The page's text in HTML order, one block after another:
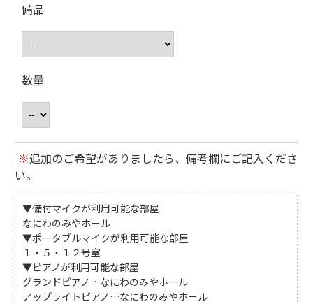
備品
数量
※追加のご希望がありましたら、備考欄にご記入くださ
い。
▼備付マイクが利用可能な部屋
なにわのみやホール
▼ポータブルマイクが利用可能な部屋
１・５・１２号室
▼ピアノが利用可能な部屋
グランドピアノ…なにわのみやホール
アップライトピアノ…なにわのみやホール